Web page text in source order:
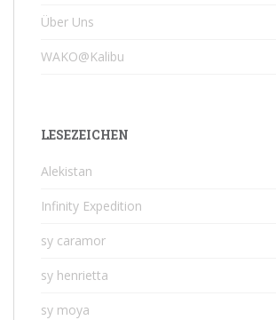
Über Uns
WAKO@Kalibu
LESEZEICHEN
Alekistan
Infinity Expedition
sy caramor
sy henrietta
sy moya